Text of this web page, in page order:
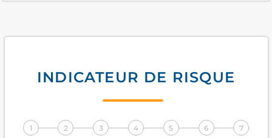
INDICATEUR DE RISQUE
1 2 3 4 5 6
7